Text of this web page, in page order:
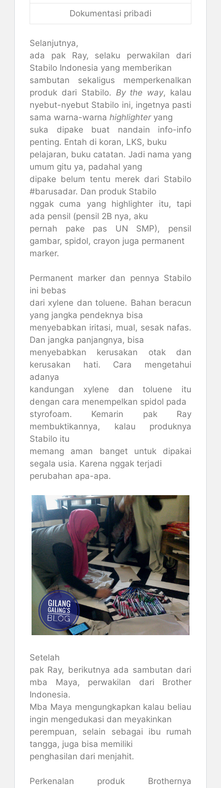
Dokumentasi pribadi
Selanjutnya,
ada pak Ray, selaku perwakilan dari
Stabilo Indonesia yang memberikan
sambutan sekaligus memperkenalkan
produk dari Stabilo. By the way, kalau
nyebut-nyebut Stabilo ini, ingetnya pasti
sama warna-warna highlighteryang
suka dipake buat nandain info-info
penting. Entah di koran, LKS, buku
pelajaran, buku catatan. Jadi nama yang
umum gitu ya, padahal yang
dipake belum tentu merek dari Stabilo
#barusadar. Dan produk Stabilo
nggak cuma yang highlighter itu, tapi
ada pensil (pensil 2B nya, aku
pernah pake pas UN SMP), pensil
gambar, spidol, crayon juga permanent
marker.
Permanent marker dan pennya Stabilo
ini bebas
dari xylene dan toluene. Bahan beracun
yang jangka pendeknya bisa
menyebabkan iritasi, mual, sesak nafas.
Dan jangka panjangnya, bisa
menyebabkan kerusakan otak dan
kerusakan hati. Cara mengetahui
adanya
kandungan xylene dan toluene itu
dengan cara menempelkan spidol pada
styrofoam. Kemarin pak Ray
membuktikannya, kalau produknya
Stabilo itu
memang aman banget untuk dipakai
segala usia. Karena nggak terjadi
perubahan apa-apa.
Setelah
pak Ray, berikutnya ada sambutan dari
mba Maya, perwakilan dari Brother
Indonesia.
Mba Maya mengungkapkan kalau beliau
ingin mengedukasi dan meyakinkan
perempuan, selain sebagai ibu rumah
tangga, juga bisa memiliki
penghasilan dari menjahit.
Perkenalan produk Brothernya